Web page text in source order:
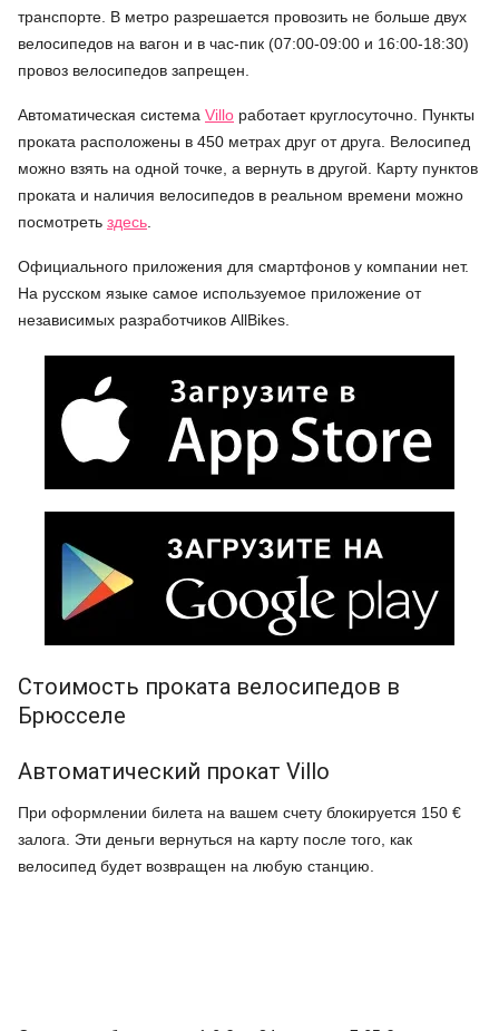
транспорте. В метро разрешается провозить не больше двух
велосипедов на вагон и в час-пик (07:00-09:00 и 16:00-18:30)
провоз велосипедов запрещен.
Автоматическая система Villo работает круглосуточно. Пункты
проката расположены в 450 метрах друг от друга. Велосипед
можно взять на одной точке, а вернуть в другой. Карту пунктов
проката и наличия велосипедов в реальном времени можно
посмотреть здесь
Официального приложения для смартфонов у компании нет.
На русском языке самое используемое приложение от
независимых разработчиков AllBikes.
Стоимость проката велосипедов в
Брюсселе
Автоматический прокат Villo
При оформлении билета на вашем счету блокируется 150 €
залога. Эти деньги вернуться на карту после того, как
велосипед будет возвращен на любую станцию.